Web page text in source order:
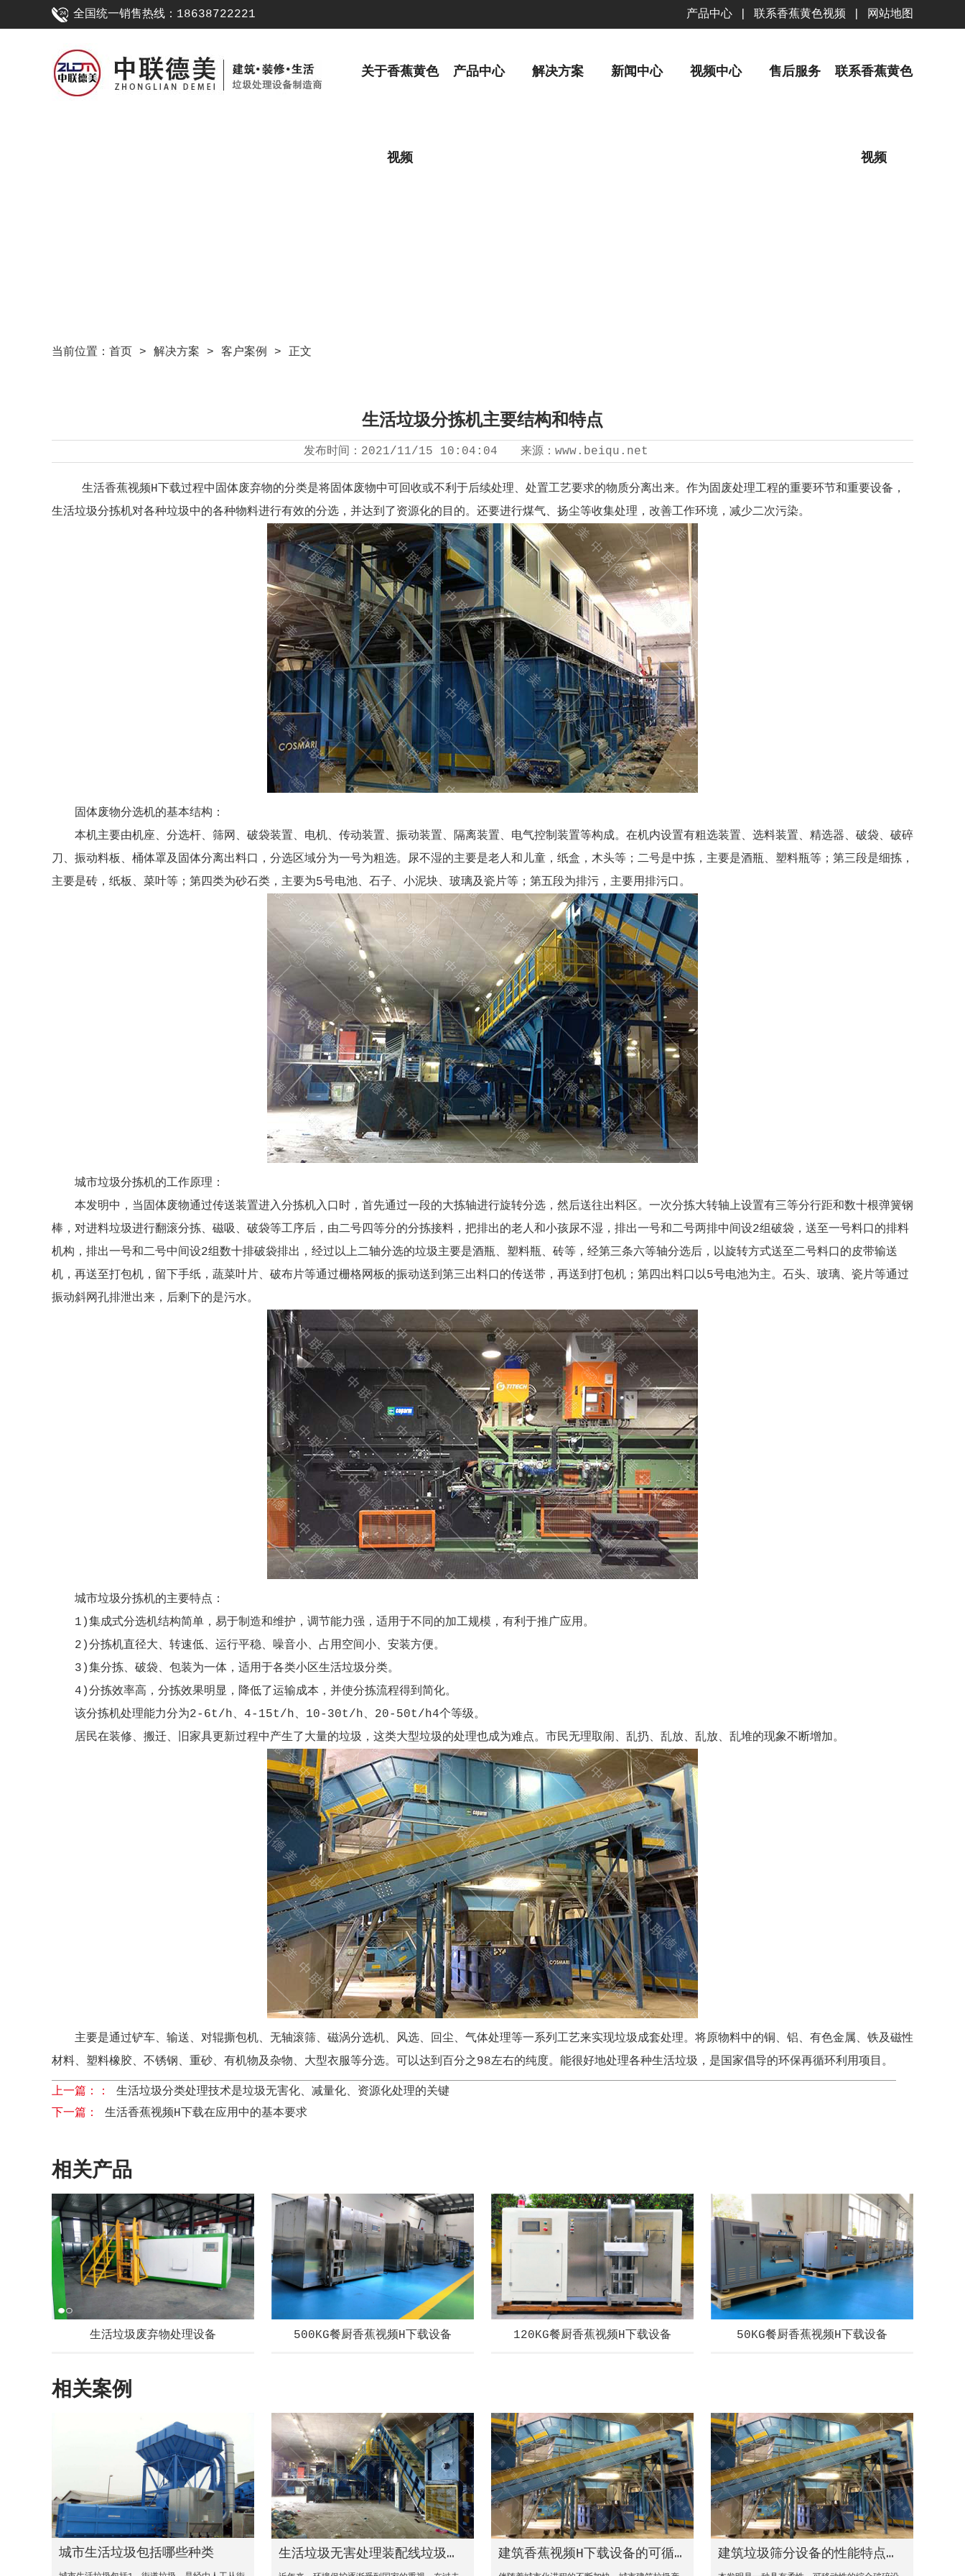
产品中心 联系香蕉黄色视频 网站地图
全国统一销售热线：18638722221
关于香蕉黄色
视频
产品中心 解决方案 新闻中心 视频中心 售后服务 联系香蕉黄色
视频
当前位置： 首页 > 解决方案 > 客户案例 > 正文
生活垃圾分拣机主要结构和特点
发布时间： 2021/11/15 10:04:04 来源： www.beiqu.net
生活香蕉视频H下载过程中固体废弃物的分类是将固体废物中可回收或不利于后续处理、处置工艺要求的物质分离出来。作为固废处理工程的重要环节和重要设备，
生活垃圾分拣机对各种垃圾中的各种物料进行有效的分选，并达到了资源化的目的。还要进行煤气、扬尘等收集处理，改善工作环境，减少二次污染。
固体废物分选机的基本结构：
本机主要由机座、分选杆、筛网、破袋装置、电机、传动装置、振动装置、隔离装置、电气控制装置等构成。在机内设置有粗选装置、选料装置、精选器、破袋、破碎
刀、振动料板、桶体罩及固体分离出料口，分选区域分为一号为粗选。尿不湿的主要是老人和儿童，纸盒，木头等；二号是中拣，主要是酒瓶、塑料瓶等；第三段是细拣，
主要是砖，纸板、菜叶等；第四类为砂石类，主要为5号电池、石子、小泥块、玻璃及瓷片等；第五段为排污，主要用排污口。
城市垃圾分拣机的工作原理：
本发明中，当固体废物通过传送装置进入分拣机入口时，首先通过一段的大拣轴进行旋转分选，然后送往出料区。一次分拣大转轴上设置有三等分行距和数十根弹簧钢
棒，对进料垃圾进行翻滚分拣、磁吸、破袋等工序后，由二号四等分的分拣接料，把排出的老人和小孩尿不湿，排出一号和二号两排中间设2组破袋，送至一号料口的排料
机构，排出一号和二号中间设2组数十排破袋排出，经过以上二轴分选的垃圾主要是酒瓶、塑料瓶、砖等，经第三条六等轴分选后，以旋转方式送至二号料口的皮带输送
机，再送至打包机，留下手纸，蔬菜叶片、破布片等通过栅格网板的振动送到第三出料口的传送带，再送到打包机；第四出料口以5号电池为主。石头、玻璃、瓷片等通过
振动斜网孔排泄出来，后剩下的是污水。
城市垃圾分拣机的主要特点：
1)集成式分选机结构简单，易于制造和维护，调节能力强，适用于不同的加工规模，有利于推广应用。
2)分拣机直径大、转速低、运行平稳、噪音小、占用空间小、安装方便。
3)集分拣、破袋、包装为一体，适用于各类小区生活垃圾分类。
4)分拣效率高，分拣效果明显，降低了运输成本，并使分拣流程得到简化。
该分拣机处理能力分为2-6t/h、4-15t/h、10-30t/h、20-50t/h4个等级。
居民在装修、搬迁、旧家具更新过程中产生了大量的垃圾，这类大型垃圾的处理也成为难点。市民无理取闹、乱扔、乱放、乱放、乱堆的现象不断增加。
主要是通过铲车、输送、对辊撕包机、无轴滚筛、磁涡分选机、风选、回尘、气体处理等一系列工艺来实现垃圾成套处理。将原物料中的铜、铝、有色金属、铁及磁性
材料、塑料橡胶、不锈钢、重砂、有机物及杂物、大型衣服等分选。可以达到百分之98左右的纯度。能很好地处理各种生活垃圾，是国家倡导的环保再循环利用项目。
上一篇：： 生活垃圾分类处理技术是垃圾无害化、减量化、资源化处理的关键
下一篇： 生活香蕉视频H下载在应用中的基本要求
相关产品
生活垃圾废弃物处理设备 500KG餐厨香蕉视频H下载设备 120KG餐厨香蕉视频H下载设备 50KG餐厨香蕉视频H下载设备
相关案例
城市生活垃圾包括哪些种类 生活垃圾无害处理装配线垃圾无害处理不再需要进口到国外建筑香蕉视频H下载设备的可循环经济模式建筑垃圾筛分设备的性能特点和优势